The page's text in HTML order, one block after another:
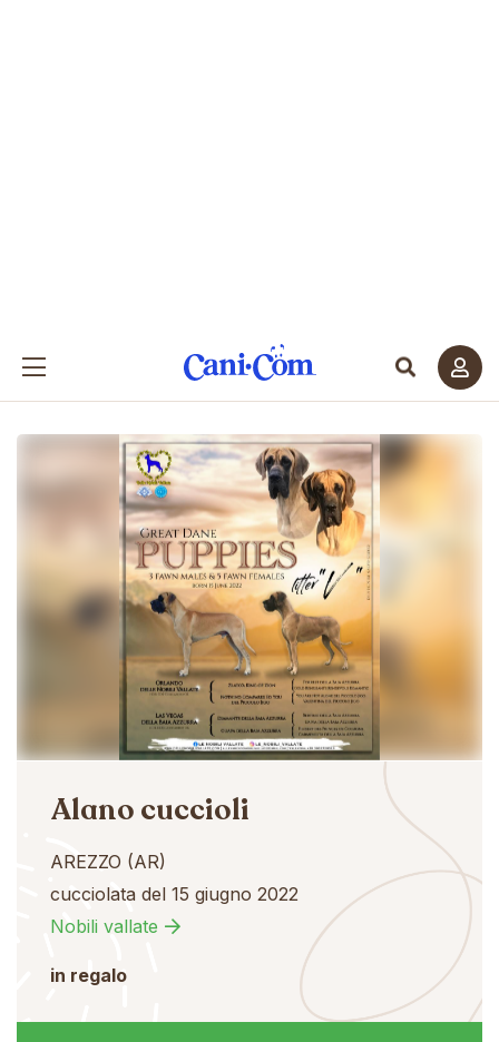
Alano cuccioli
AREZZO (AR)
cucciolata del 15 giugno 2022
Nobili vallate
in regalo